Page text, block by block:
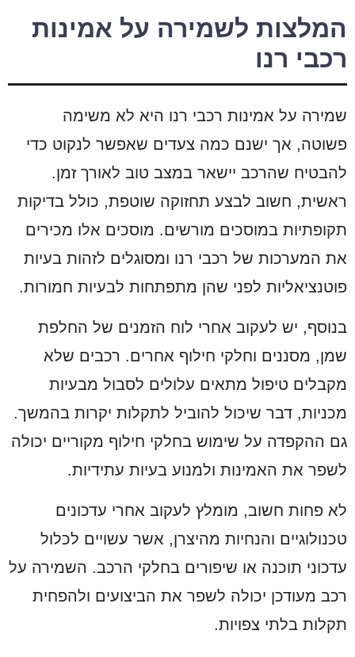
המלצות לשמירה על אמינות
רכבי רנו
שמירה על אמינות רכבי רנו היא לא משימה
פשוטה, אך ישנם כמה צעדים שאפשר לנקוט כדי
להבטיח שהרכב יישאר במצב טוב לאורך זמן.
ראשית, חשוב לבצע תחזוקה שוטפת, כולל בדיקות
תקופתיות במוסכים מורשים. מוסכים אלו מכירים
את המערכות של רכבי רנו ומסוגלים לזהות בעיות
פוטנציאליות לפני שהן מתפתחות לבעיות חמורות.
בנוסף, יש לעקוב אחרי לוח הזמנים של החלפת
שמן, מסננים וחלקי חילוף אחרים. רכבים שלא
מקבלים טיפול מתאים עלולים לסבול מבעיות
מכניות, דבר שיכול להוביל לתקלות יקרות בהמשך.
גם ההקפדה על שימוש בחלקי חילוף מקוריים יכולה
לשפר את האמינות ולמנוע בעיות עתידיות.
לא פחות חשוב, מומלץ לעקוב אחרי עדכונים
טכנולוגיים והנחיות מהיצרן, אשר עשויים לכלול
עדכוני תוכנה או שיפורים בחלקי הרכב. השמירה על
רכב מעודכן יכולה לשפר את הביצועים ולהפחית
תקלות בלתי צפויות.